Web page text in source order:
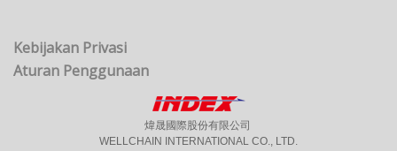
Kebijakan Privasi
Aturan Penggunaan
煒晟國際股份有限公司
WELLCHAIN INTERNATIONAL CO., LTD.